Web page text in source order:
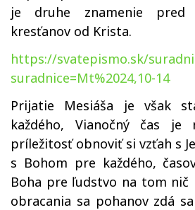
je druhe znamenie pred
kresťanov od Krista.
https://svatepismo.sk/
suradnice=Mt%2024,10-14
Prijatie Mesiáša je však
každého, Vianočný čas je
príležitosť obnoviť si vzťah s
s Bohom pre každého,
Boha pre ľudstvo na tom nič
obracania sa pohanov zdá